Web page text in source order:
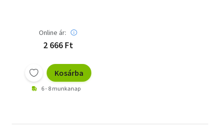
Online ár:
2 666 Ft
Kosárba
6 - 8 munkanap